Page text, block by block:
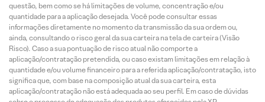
questão, bem como se há limitações de volume, concentração e/ou
quantidade para a aplicação desejada. Você pode consultar essas
informações diretamente no momento da transmissão da sua ordem ou,
ainda, consultando o risco geral da sua carteira na tela de carteira (Visão
Risco). Caso a sua pontuação de risco atual não comporte a
aplicação/contratação pretendida, ou caso existam limitações em relação à
quantidade e/ou volume financeiro para a referida aplicação/contratação, isto
significa que, com base na composição atual da sua carteira, esta
aplicação/contratação não está adequada ao seu perfil. Em caso de dúvidas